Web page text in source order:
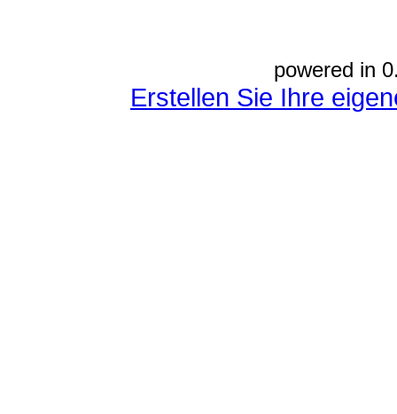
powered in
Erstellen Sie Ihre